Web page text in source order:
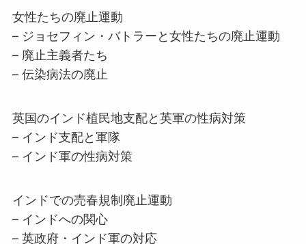
女性たちの廃止運動
– ジョセフィン・バトラーと女性たちの廃止運動
– 廃止主義者たち
– 伝染病法の廃止
英国のインド植民地支配と英軍の性病対策
– インド支配と軍隊
– インド軍の性病対策
インドでの売春規制廃止運動
– インドへの関心
– 英政府・インド軍の対応